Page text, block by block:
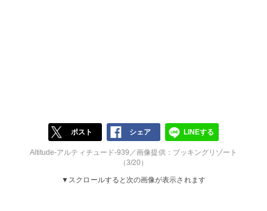
ポスト シェア LINEする
Altitude-アルティチュード-939／画像提供：ブッキングリゾート
（3/20）
▼スクロールすると次の画像が表示されます